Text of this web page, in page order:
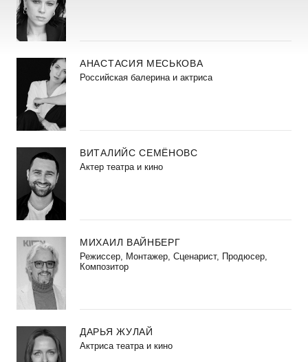
АНАСТАСИЯ МЕСЬКОВА
Российская балерина и актриса
ВИТАЛИЙС СЕМЁНОВС
Актер театра и кино
МИХАИЛ ВАЙНБЕРГ
Режиссер, Монтажер, Сценарист, Продюсер,
Композитор
ДАРЬЯ ЖУЛАЙ
Актриса театра и кино